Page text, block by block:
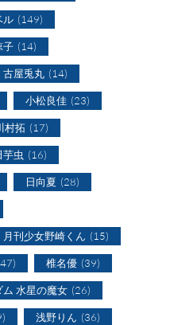
ル (149)
子 (14)
古屋兎丸 (14)
小松良佳 (23)
村拓 (17)
芋虫 (16)
日向夏 (28)
月刊少女野崎くん (15)
椎名優 (39)
水星の魔女 (26)
浅野りん (36)